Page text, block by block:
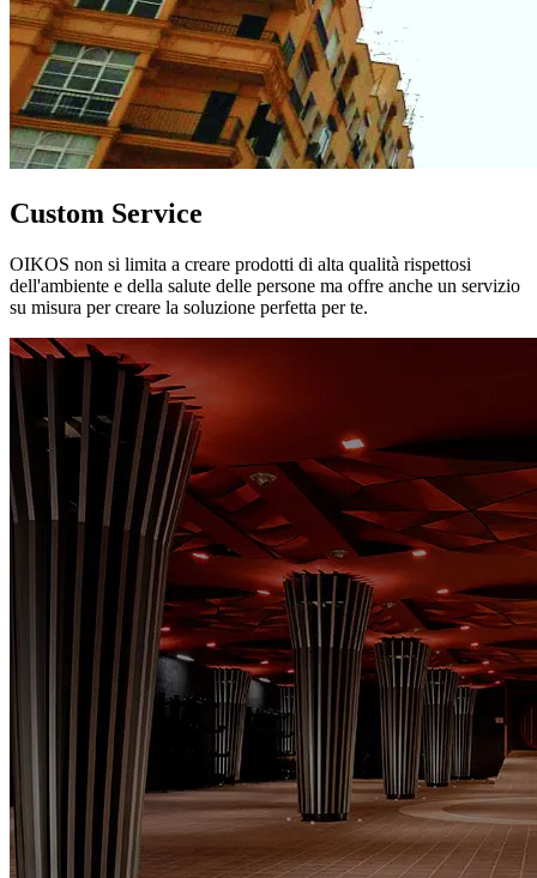
Custom Service
OIKOS non si limita a creare prodotti di alta qualità rispettosi
dell'ambiente e della salute delle persone ma offre anche un servizio
su misura per creare la soluzione perfetta per te.